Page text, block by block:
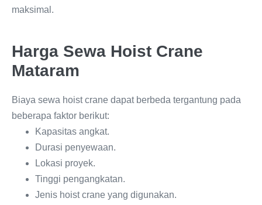
maksimal.
Harga Sewa Hoist Crane
Mataram
Biaya sewa hoist crane dapat berbeda tergantung pada
beberapa faktor berikut:
Kapasitas angkat.
Durasi penyewaan.
Lokasi proyek.
Tinggi pengangkatan.
Jenis hoist crane yang digunakan.